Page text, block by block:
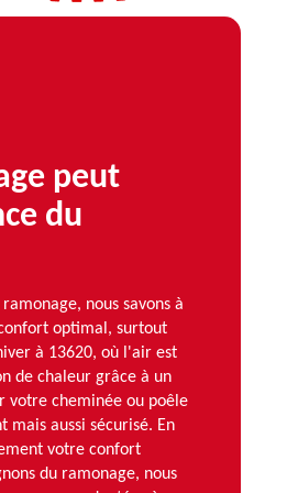
peut
du
nous savons à
optimal, surtout
à 13620, où l'air est
de chaleur grâce à un
votre cheminée ou poêle
mais aussi sécurisé. En
votre confort
du ramonage, nous